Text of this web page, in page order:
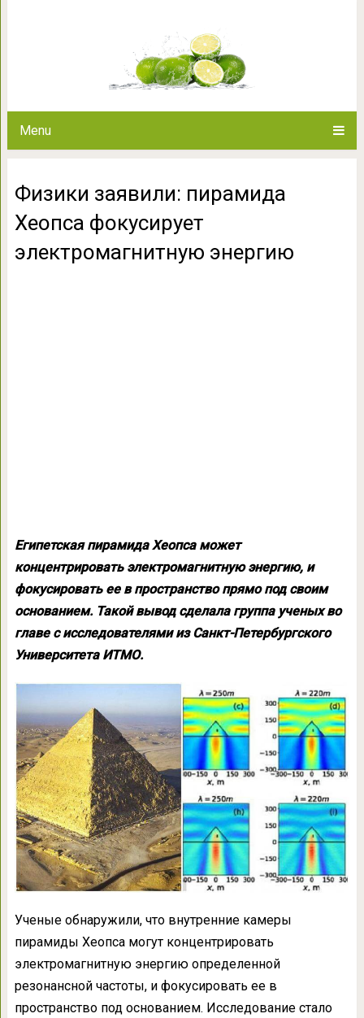
Menu
Физики заявили: пирамида
Хеопса фокусирует
электромагнитную энергию
Египетская пирамида Хеопса может
концентрировать электромагнитную энергию, и
фокусировать ее в пространство прямо под своим
основанием. Такой вывод сделала группа ученых во
главе с исследователями из Санкт-Петербургского
Университета ИТМО.
Ученые обнаружили, что внутренние камеры
пирамиды Хеопса могут концентрировать
электромагнитную энергию определенной
резонансной частоты, и фокусировать ее в
пространство под основанием. Исследование стало